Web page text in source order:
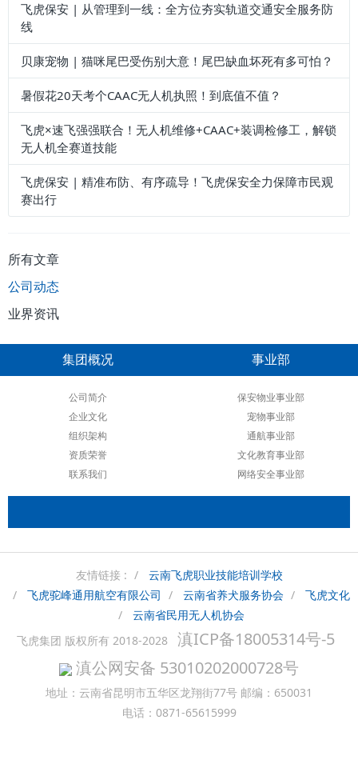
飞虎保安 | 从管理到一线：全方位夯实轨道交通安全服务防
线
贝康宠物 | 猫咪尾巴受伤别大意！尾巴缺血坏死有多可怕？
暑假花20天考个CAAC无人机执照！到底值不值？
飞虎×速飞强强联合！无人机维修+CAAC+装调检修工，解锁
无人机全赛道技能
飞虎保安 | 精准布防、有序疏导！飞虎保安全力保障市民观
赛出行
所有文章
公司动态
业界资讯
集团概况
公司简介
企业文化
组织架构
资质荣誉
联系我们
事业部
保安物业事业部
宠物事业部
通航事业部
文化教育事业部
网络安全事业部
友情链接 :
云南飞虎职业技能培训学校
飞虎驼峰通用航空有限公司
云南省养犬服务协会
飞虎文化
云南省民用无人机协会
飞虎集团 版权所有 2018-2028
滇ICP备18005314号-5
滇公网安备 53010202000728号
地址：云南省昆明市五华区龙翔街77号 邮编：650031
电话：0871-65615999